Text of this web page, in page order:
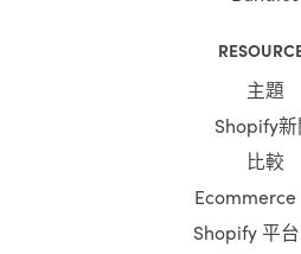
主題
Shopify
比較
Ecommerce
Shopify 平